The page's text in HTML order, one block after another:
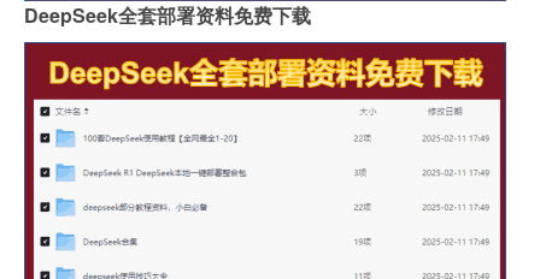
DeepSeek全套部署资料免费下载